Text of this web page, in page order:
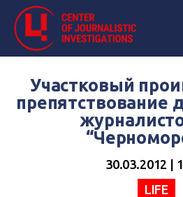
Участковый
препятствование
30.03.2012 |
LIFE